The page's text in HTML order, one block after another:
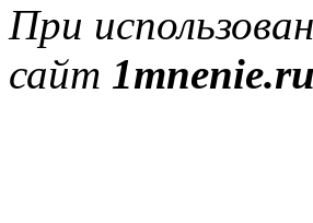
При
сайт 1mnenie.ru